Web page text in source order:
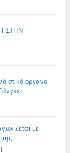
ΣΤΗΝ
όργανο
με
της